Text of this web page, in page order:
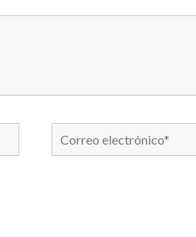
Correo
electrónico*